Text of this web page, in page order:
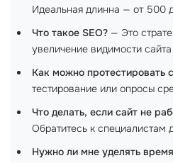
Идеальная длинна — от 500
Что такое SEO? — Это
увеличение видимости
Как можно протестировать
тестирование или опросы
Что делать, если сайт не
Обратитесь к специалистам
Нужно ли мне уделять